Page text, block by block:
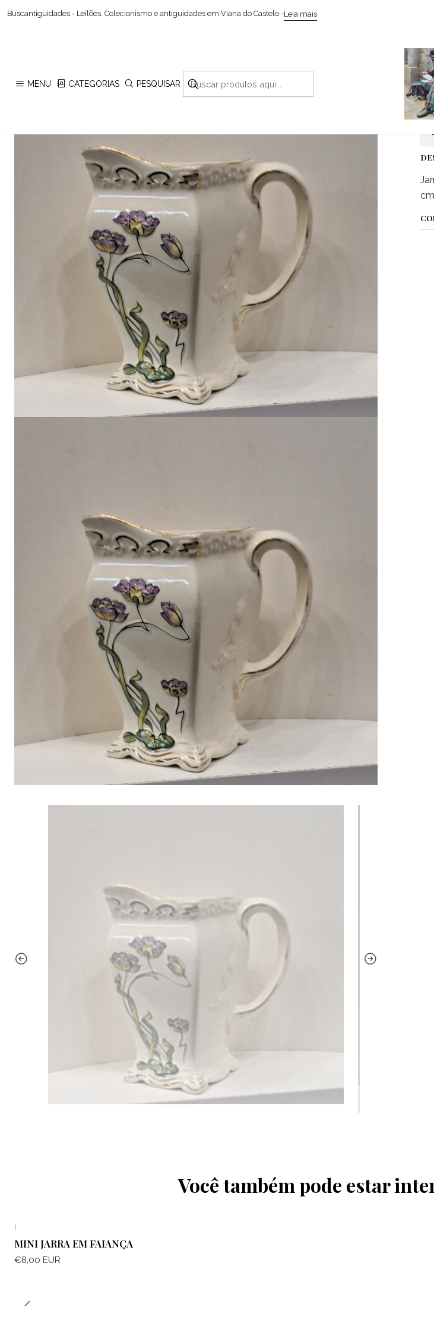
MENU CATEGORIAS PESQUISAR
Buscantiguidades - Leilões. Colecionismo e antiguidades em Viana do Castelo -Leia mais
Início
|
Você também pode estar
|
MINI JARRA EM FAIANÇA
€8,00 EUR